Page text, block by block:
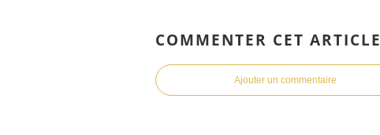
COMMENTER CET ARTICLE
Ajouter un commentaire